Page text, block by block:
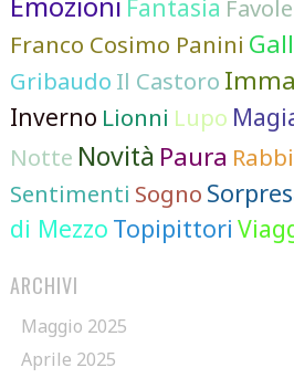
Fantasia Favole
Franco Cosimo Panini
Gribaudo Il Castoro
Inverno Lionni Lupo
Notte Novità Paura
Sentimenti Sogno
di Mezzo Topipittori
ARCHIVI
Maggio 2025
Aprile 2025